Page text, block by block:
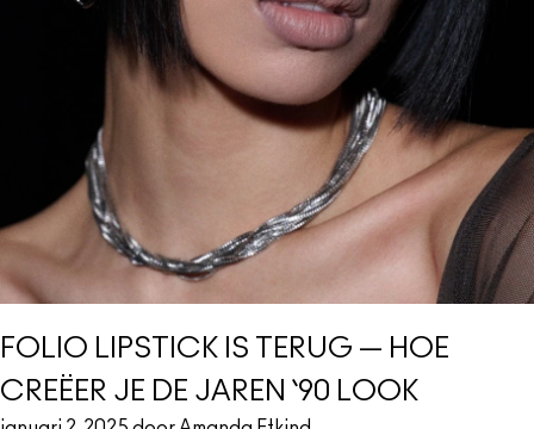
FOLIO LIPSTICK IS TERUG — HOE
CREËER JE DE JAREN ‘90 LOOK